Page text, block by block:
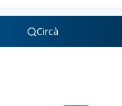
Circà